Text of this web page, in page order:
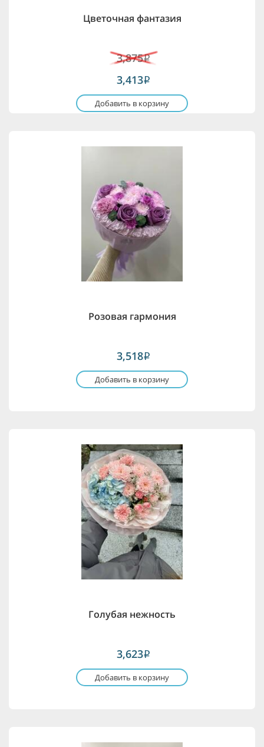
Цветочная фантазия
3,875i
3,413i
Добавить в корзину
Розовая гармония
3,518i
Добавить в корзину
Голубая нежность
3,623i
Добавить в корзину